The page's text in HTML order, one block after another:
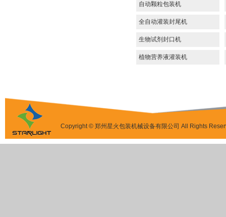
自动颗粒包装机
全自动灌装封尾机
生物试剂封口机
植物营养液灌装机
Copyright © 郑州星火包装机械设备有限公司 All Rights